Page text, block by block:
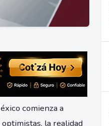
comienza a
la realidad